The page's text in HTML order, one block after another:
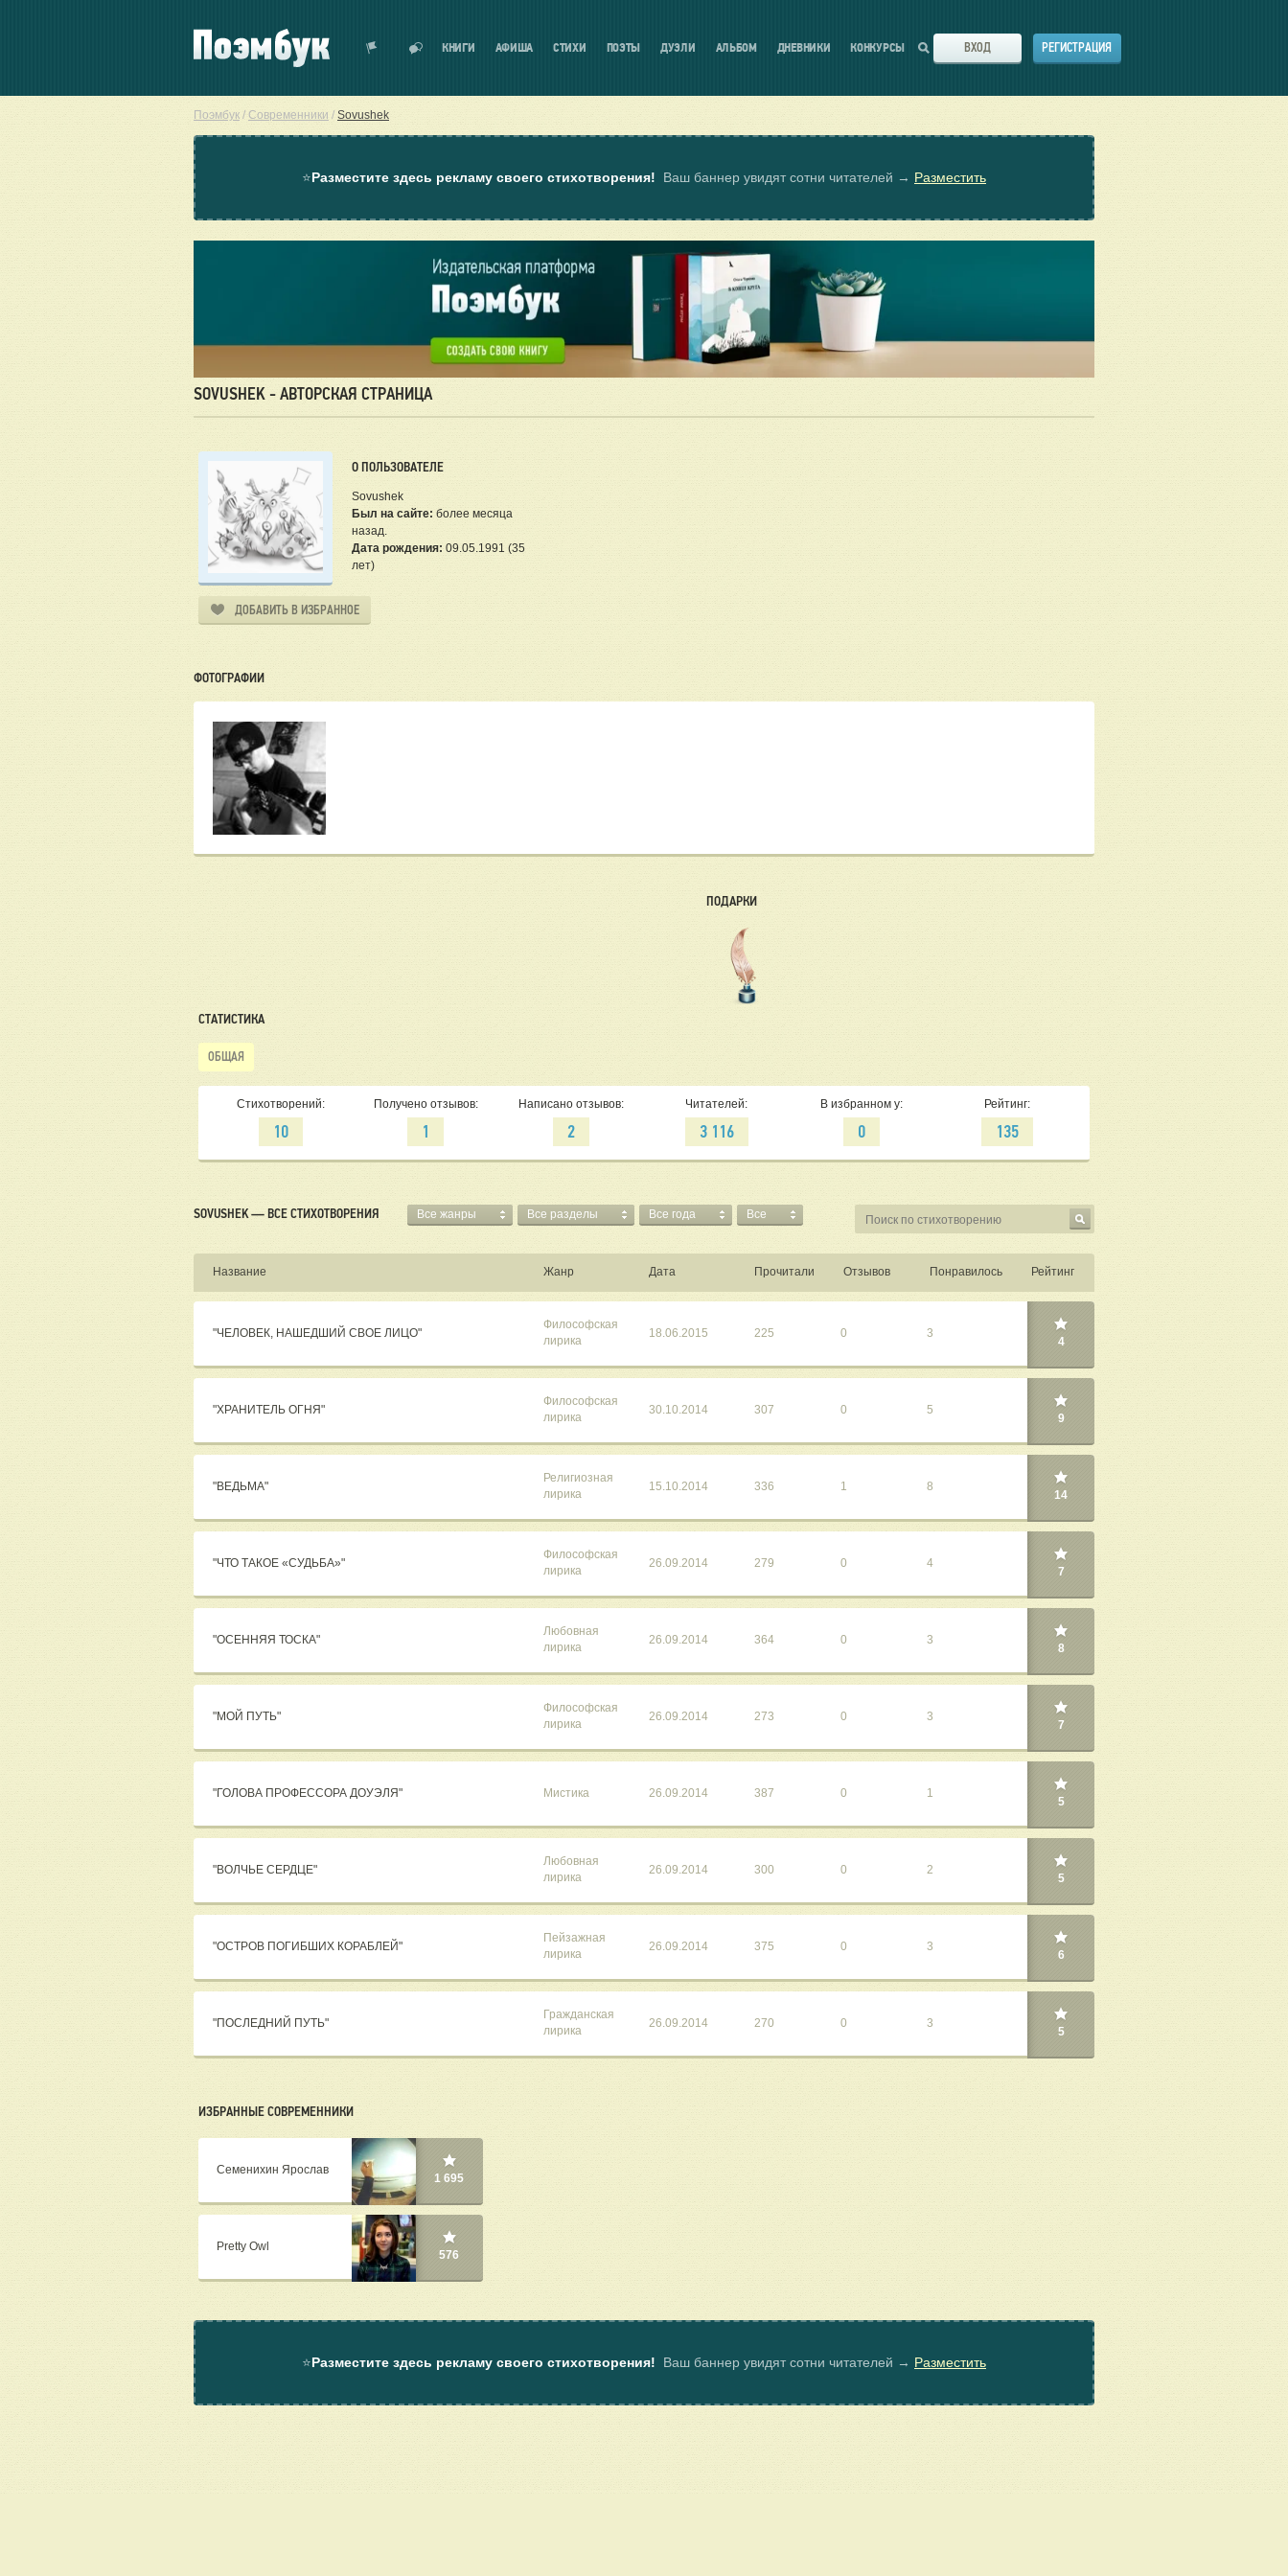
КНИГИ АФИША СТИХИ ПОЭТЫ ДУЭЛИ АЛЬБОМ ДНЕВНИКИ КОНКУРСЫ ВХОД РЕГИСТРАЦИЯ
Поэмбук / Современники / Sovushek
⭐Разместите здесь рекламу своего стихотворения! Ваш баннер увидят сотни читателей → Разместить
SOVUSHEK - АВТОРСКАЯ СТРАНИЦА
О ПОЛЬЗОВАТЕЛЕ
Sovushek
Был на сайте: более месяца
назад.
Дата рождения: 09.05.1991 (35
лет)
ДОБАВИТЬ В ИЗБРАННОЕ
ФОТОГРАФИИ
ПОДАРКИ
СТАТИСТИКА
ОБЩАЯ
Стихотворений:
10
Получено отзывов:
1
Написано отзывов:
2
Читателей:
3 116
В избранном у:
0
Рейтинг:
135
SOVUSHEK — ВСЕ СТИХОТВОРЕНИЯ Все жанры Все разделы Все года Все
Название Жанр Дата Прочитали Отзывов Понравилось Рейтинг
"ЧЕЛОВЕК, НАШЕДШИЙ СВОЕ ЛИЦО"
Философская
лирика
18.06.2015 225 0 3
4
"ХРАНИТЕЛЬ ОГНЯ"
Философская
лирика
30.10.2014 307 0 5
9
"ВЕДЬМА"
Религиозная
лирика
15.10.2014 336 1 8
14
"ЧТО ТАКОЕ «СУДЬБА»"
Философская
лирика
26.09.2014 279 0 4
7
"ОСЕННЯЯ ТОСКА"
Любовная
лирика
26.09.2014 364 0 3
8
"МОЙ ПУТЬ"
Философская
лирика
26.09.2014 273 0 3
7
"ГОЛОВА ПРОФЕССОРА ДОУЭЛЯ" Мистика 26.09.2014 387 0 1
5
"ВОЛЧЬЕ СЕРДЦЕ"
Любовная
лирика
26.09.2014 300 0 2
5
"ОСТРОВ ПОГИБШИХ КОРАБЛЕЙ"
Пейзажная
лирика
26.09.2014 375 0 3
6
"ПОСЛЕДНИЙ ПУТЬ"
Гражданская
лирика
26.09.2014 270 0 3
5
ИЗБРАННЫЕ СОВРЕМЕННИКИ
Семенихин Ярослав
1 695
Pretty Owl
576
⭐Разместите здесь рекламу своего стихотворения! Ваш баннер увидят сотни читателей → Разместить